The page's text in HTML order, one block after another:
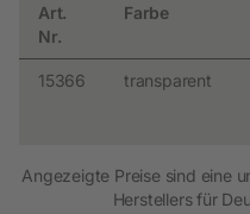
Art.
Nr.
Farbe
15366 transparent
Angezeigte Preise sind eine
Herstellers für